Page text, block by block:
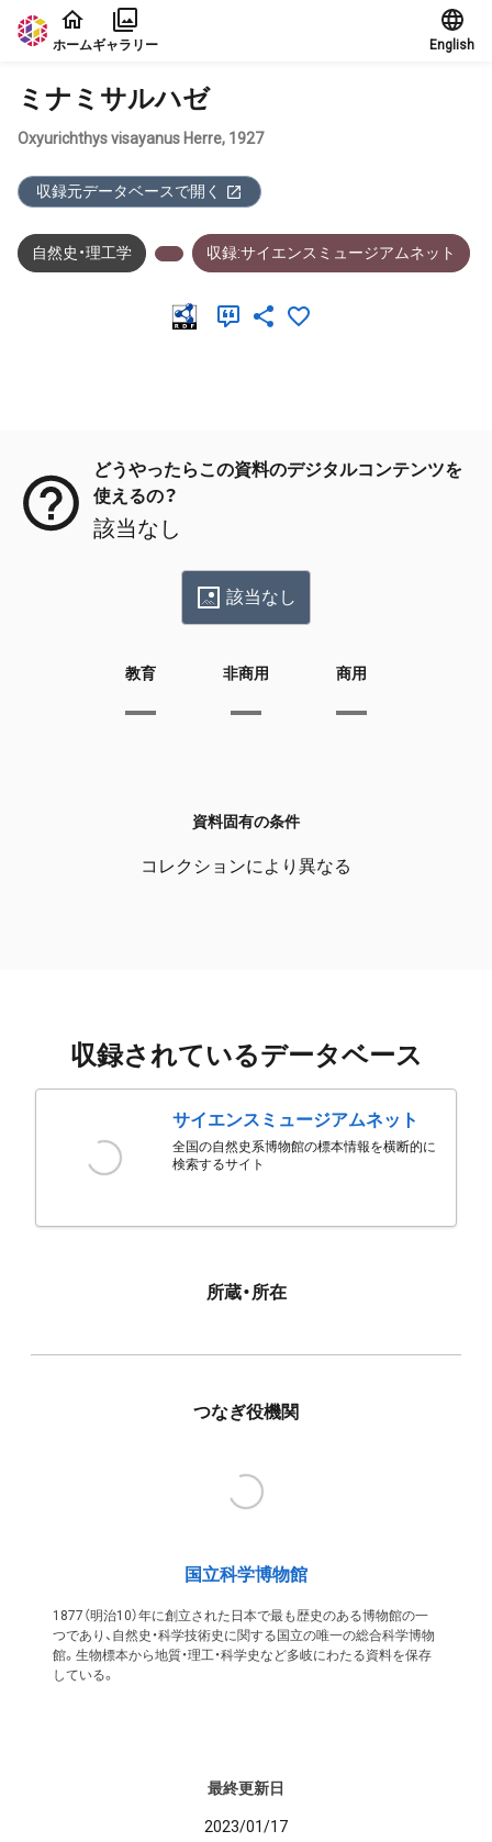
本文に飛ぶ
ホームギャラリー English
ミナミサルハゼ
Oxyurichthys visayanus Herre, 1927
収録元データベースで開く
自然史・理工学 収録:サイエンスミュージアムネット
どうやったらこの資料のデジタルコンテンツを
使えるの？
該当なし
該当なし
教育 非商用 商用
資料固有の条件
コレクションにより異なる
収録されているデータベース
サイエンスミュージアムネット
全国の自然史系博物館の標本情報を横断的に
検索するサイト
所蔵・所在
つなぎ役機関
国立科学博物館
1877（明治10）年に創立された日本で最も歴史のある博物館の一
つであり、自然史・科学技術史に関する国立の唯一の総合科学博物
館。生物標本から地質・理工・科学史など多岐にわたる資料を保存
している。
最終更新日
2023/01/17